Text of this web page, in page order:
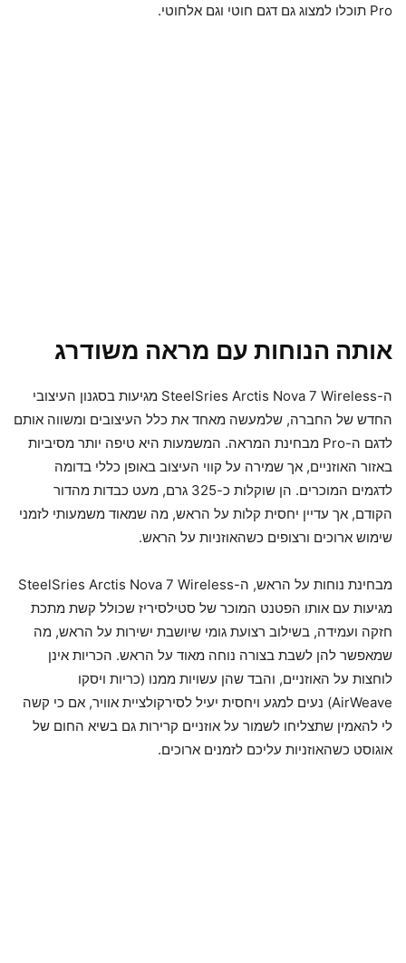
Pro תוכלו למצוג גם דגם חוטי וגם אלחוטי.
אותה הנוחות עם מראה משודרג
ה-SteelSries Arctis Nova 7 Wireless מגיעות בסגנון העיצובי
החדש של החברה, שלמעשה מאחד את כלל העיצובים ומשווה אותם
לדגם ה-Pro מבחינת המראה. המשמעות היא טיפה יותר מסיביות
באזור האוזניים, אך שמירה על קווי העיצוב באופן כללי בדומה
לדגמים המוכרים. הן שוקלות כ-325 גרם, מעט כבדות מהדור
הקודם, אך עדיין יחסית קלות על הראש, מה שמאוד משמעותי לזמני
שימוש ארוכים ורצופים כשהאוזניות על הראש.
מבחינת נוחות על הראש, ה-SteelSries Arctis Nova 7 Wireless
מגיעות עם אותו הפטנט המוכר של סטילסיריז שכולל קשת מתכת
חזקה ועמידה, בשילוב רצועת גומי שיושבת ישירות על הראש, מה
שמאפשר להן לשבת בצורה נוחה מאוד על הראש. הכריות אינן
לוחצות על האוזניים, והבד שהן עשויות ממנו (כריות ויסקו
AirWeave) נעים למגע ויחסית יעיל לסירקולציית אוויר, אם כי קשה
לי להאמין שתצליחו לשמור על אוזניים קרירות גם בשיא החום של
אוגוסט כשהאוזניות עליכם לזמנים ארוכים.